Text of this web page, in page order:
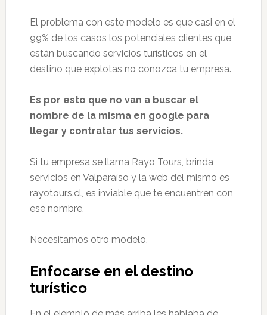
El problema con este modelo es que casi en el
99% de los casos los potenciales clientes que
están buscando servicios turísticos en el
destino que explotas no conozca tu empresa.
Es por esto que no van a buscar el
nombre de la misma en google para
llegar y contratar tus servicios.
Si tu empresa se llama Rayo Tours, brinda
servicios en Valparaíso y la web del mismo es
rayotours.cl, es inviable que te encuentren con
ese nombre.
Necesitamos otro modelo.
Enfocarse en el destino
turístico